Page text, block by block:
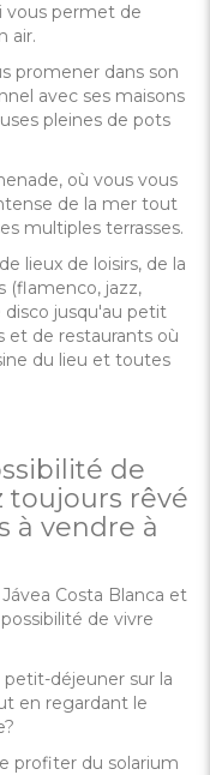
vous permet de
air.
promener dans son
avec ses maisons
pleines de pots
où vous vous
de la mer tout
multiples terrasses.
lieux de loisirs, de la
(flamenco, jazz,
disco jusqu'au petit
et de restaurants où
du lieu et toutes
de
toujours rêvé
à vendre à
Costa Blanca et
de vivre
déjeuner sur la
en regardant le
profiter du solarium